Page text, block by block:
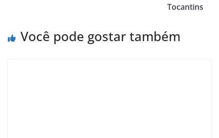
Tocantins
Você pode gostar também